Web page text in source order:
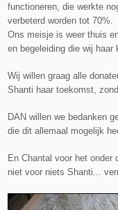
functioneren, die werkte
verbeterd worden tot 70%.
Ons meisje is weer thuis
en begeleiding die wij haar
Wij willen graag alle
Shanti haar toekomst,
DAN willen we bedanken
die dit allemaal mogelijk
En Chantal voor het onder
niet voor niets Shanti...